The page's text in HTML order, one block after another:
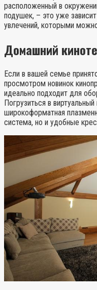
расположенный в
подушек, – это уже
увлечений, которыми
Домашний
Если в вашей семье
просмотром новинок
идеально подходит для
Погрузиться в
широкоформатная
система, но и удобные